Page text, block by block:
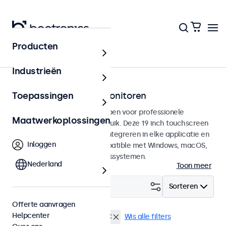
Touchscreens
19 inch touchscreen monitoren
19 inch touchscreens ontworpen voor professionele
toepassingen en continu gebruik. Deze 19 inch touchscreen
monitoren zijn eenvoudig te integreren in elke applicatie en
iedere omgeving en zijn compatible met Windows, macOS,
ChromeOS en Linux besturingssystemen.
Toon meer
Sorteren
Filter (3)
19 inch touchscreens USB-C Wis alle filters
Producten
Industrieën
Toepassingen
Maatwerkoplossingen
Inloggen
Nederland
Offerte aanvragen
Helpcenter